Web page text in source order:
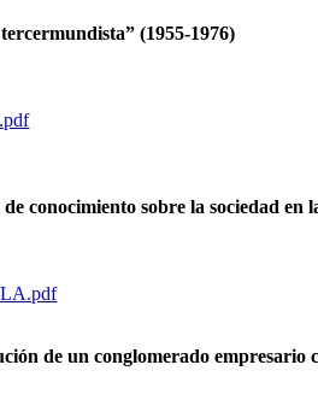
(1955-1976)
conocimiento sobre la sociedad en
de un conglomerado